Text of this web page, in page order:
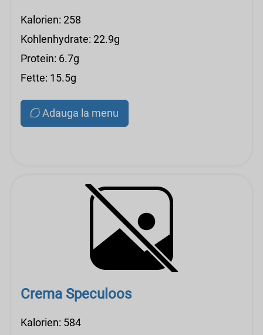
Kalorien: 258
Kohlenhydrate: 22.9g
Protein: 6.7g
Fette: 15.5g
Adauga la menu
Crema Speculoos
Kalorien: 584